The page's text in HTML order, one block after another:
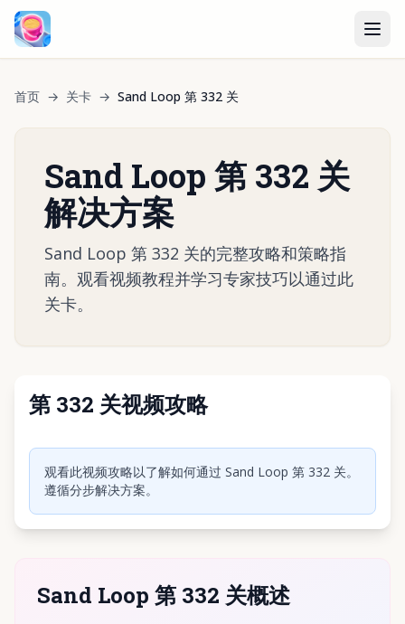
首页 → 关卡 → Sand Loop 第 332 关
Sand Loop 第 332 关
解决方案
Sand Loop 第 332 关的完整攻略和策略指
南。观看视频教程并学习专家技巧以通过此
关卡。
第 332 关视频攻略
点击播放视频
观看此视频攻略以了解如何通过 Sand Loop 第 332 关。
遵循分步解决方案。
Sand Loop 第 332 关概述